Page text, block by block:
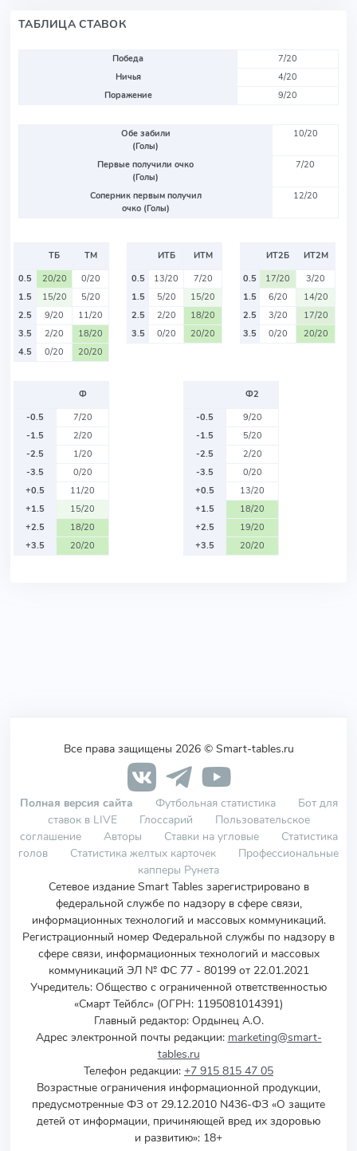
ТАБЛИЦА СТАВОК
Победа
7/20
Ничья
4/20
Поражение
9/20
Обе забили
(Голы)
10/20
Первые получили очко
(Голы)
7/20
Соперник первым получил
очко (Голы)
12/20
ТБ
ТМ
0.5
20/20
0/20
1.5
15/20
5/20
2.5
9/20
11/20
3.5
2/20
18/20
4.5
0/20 20/20
ИТБ
ИТМ
0.5
13/20
7/20
1.5
5/20
15/20
2.5
2/20
18/20
3.5
0/20 20/20
ИТ2Б
ИТ2М
0.5
17/20
3/20
1.5
6/20
14/20
2.5
3/20
17/20
3.5
0/20 20/20
Ф
-0.5
7/20
-1.5
2/20
-2.5
1/20
-3.5
0/20
+0.5
11/20
+1.5
15/20
+2.5
18/20
+3.5
20/20
Ф2
-0.5
9/20
-1.5
5/20
-2.5
2/20
-3.5
0/20
+0.5
13/20
+1.5
18/20
+2.5
19/20
+3.5
20/20
Все права защищены 2026 © Smart-tables.ru
Полная версия сайта Футбольная статистика
Бот для
ставок в LIVE
Глоссарий
Пользовательское
соглашение
Авторы Ставки на угловые
Статистика
голов
Статистика желтых карточек
Профессиональные
капперы Рунета
Сетевое издание Smart Tables зарегистрировано в
федеральной службе по надзору в сфере связи,
информационных технологий и массовых коммуникаций.
Регистрационный номер Федеральной службы по надзору в
сфере связи, информационных технологий и массовых
коммуникаций ЭЛ № ФС 77 - 80199 от 22.01.2021
Учредитель: Общество с ограниченной ответственностью
«Смарт Тейблс» (ОГРН: 1195081014391)
Главный редактор: Ордынец А.О.
Адрес электронной почты редакции: marketing@smart-
tables.ru
Телефон редакции: +7 915 815 47 05
Возрастные ограничения информационной продукции,
предусмотренные ФЗ от 29.12.2010 N436-ФЗ «О защите
детей от информации, причиняющей вред их здоровью
и развитию»: 18+